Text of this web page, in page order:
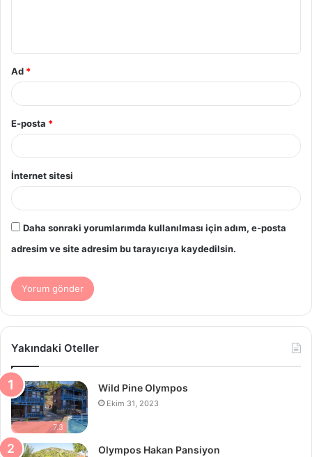
Ad *
E-posta *
İnternet sitesi
Daha sonraki yorumlarımda kullanılması için adım, e-posta
adresim ve site adresim bu tarayıcıya kaydedilsin.
Yakındaki Oteller
7.3
Wild Pine Olympos
Ekim 31, 2023
Olympos Hakan Pansiyon